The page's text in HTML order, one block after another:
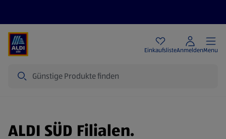
EinkaufslisteAnmeldenMenu
ALDI SÜD Filialen.